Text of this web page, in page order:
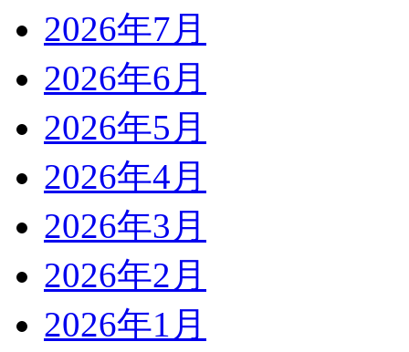
2026年7月
2026年6月
2026年5月
2026年4月
2026年3月
2026年2月
2026年1月